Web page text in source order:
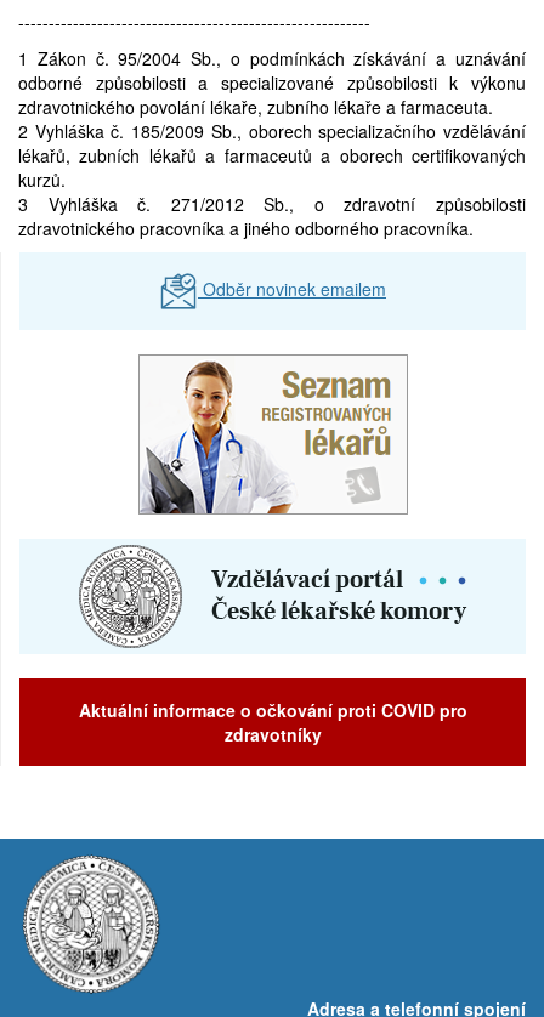
----------------------------------------------------------
1 Zákon č. 95/2004 Sb., o podmínkách získávání a uznávání
odborné způsobilosti a specializované způsobilosti k výkonu
zdravotnického povolání lékaře, zubního lékaře a farmaceuta.
2 Vyhláška č. 185/2009 Sb., oborech specializačního vzdělávání
lékařů, zubních lékařů a farmaceutů a oborech certifikovaných
kurzů.
3 Vyhláška č. 271/2012 Sb., o zdravotní způsobilosti
zdravotnického pracovníka a jiného odborného pracovníka.
Odběr novinek emailem
Aktuální informace o očkování proti COVID pro
zdravotníky
Adresa a telefonní spojení